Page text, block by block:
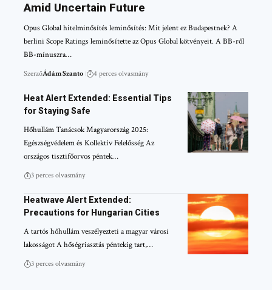
Amid Uncertain Future
Opus Global hitelminősítés leminősítés: Mit jelent ez Budapestnek? A
berlini Scope Ratings leminősítette az Opus Global kötvényeit. A BB-ről
BB-mínuszra…
SzerzőÁdám Szanto 4 perces olvasmány
Heat Alert Extended: Essential Tips
for Staying Safe
Hőhullám Tanácsok Magyarország 2025:
Egészségvédelem és Kollektív Felelősség Az
országos tisztifőorvos péntek…
3 perces olvasmány
Heatwave Alert Extended:
Precautions for Hungarian Cities
A tartós hőhullám veszélyezteti a magyar városi
lakosságot A hőségriasztás péntekig tart,…
3 perces olvasmány